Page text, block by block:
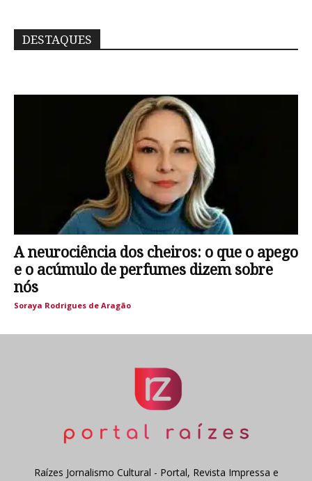
DESTAQUES
A neurociência dos cheiros: o que o apego
e o acúmulo de perfumes dizem sobre
nós
Soraya Rodrigues de Aragão
Raízes Jornalismo Cultural - Portal, Revista Impressa e